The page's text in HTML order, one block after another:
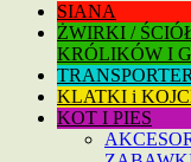
SIANA
ŻWIRKI /
KRÓLIKÓW I
KLATKI i
KOT I PIES